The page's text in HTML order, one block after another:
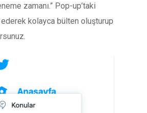
zamanı.” Pop-up’taki
ederek kolayca bülten oluşturup